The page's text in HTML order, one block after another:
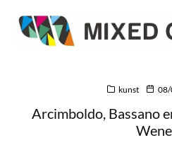
kunst 08/
Arcimboldo, Bassano